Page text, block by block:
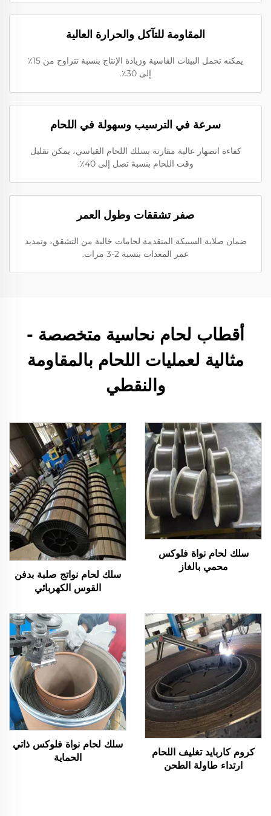
المقاومة للتآكل والحرارة العالية
يمكنه تحمل البيئات القاسية وزيادة الإنتاج بنسبة تتراوح من 15٪
إلى 30٪.
سرعة في الترسيب وسهولة في اللحام
كفاءة انصهار عالية مقارنة بسلك اللحام القياسي، يمكن تقليل
وقت اللحام بنسبة تصل إلى 40٪.
صفر تشققات وطول العمر
ضمان صلابة السبيكة المتقدمة لحامات خالية من التشقق، وتمديد
عمر المعدات بنسبة 2-3 مرات.
أقطاب لحام نحاسية متخصصة -
مثالية لعمليات اللحام بالمقاومة
والنقطي
سلك لحام نواة فلوكس
محمي بالغاز
سلك لحام نواتج صلبة بدفن
القوس الكهربائي
كروم كاربايد تغليف اللحام
ارتداء طاولة الطحن
سلك لحام نواة فلوكس ذاتي
الحماية